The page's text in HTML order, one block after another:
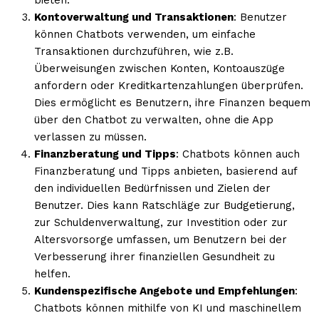
Kontoverwaltung und Transaktionen: Benutzer
können Chatbots verwenden, um einfache
Transaktionen durchzuführen, wie z.B.
Überweisungen zwischen Konten, Kontoauszüge
anfordern oder Kreditkartenzahlungen überprüfen.
Dies ermöglicht es Benutzern, ihre Finanzen bequem
über den Chatbot zu verwalten, ohne die App
verlassen zu müssen.
Finanzberatung und Tipps: Chatbots können auch
Finanzberatung und Tipps anbieten, basierend auf
den individuellen Bedürfnissen und Zielen der
Benutzer. Dies kann Ratschläge zur Budgetierung,
zur Schuldenverwaltung, zur Investition oder zur
Altersvorsorge umfassen, um Benutzern bei der
Verbesserung ihrer finanziellen Gesundheit zu
helfen.
Kundenspezifische Angebote und Empfehlungen:
Chatbots können mithilfe von KI und maschinellem